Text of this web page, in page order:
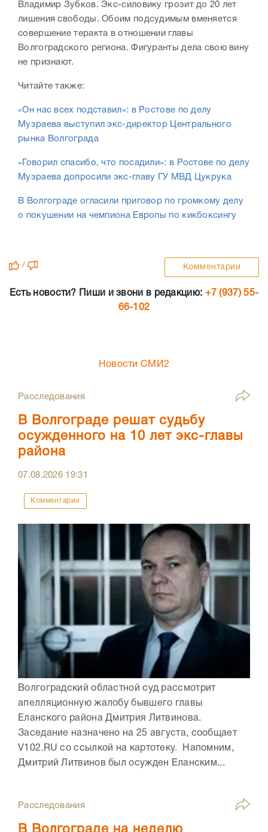
Владимир Зубков. Экс-силовику грозит до 20 лет
лишения свободы. Обоим подсудимым вменяется
совершение теракта в отношении главы
Волгоградского региона. Фигуранты дела свою вину
не признают.
Читайте также:
«Он нас всех подставил»: в Ростове по делу
Музраева выступил экс-директор Центрального
рынка Волгограда
«Говорил спасибо, что посадили»: в Ростове по делу
Музраева допросили экс-главу ГУ МВД Цукрука
В Волгограде огласили приговор по громкому делу
о покушении на чемпиона Европы по кикбоксингу
/ Комментарии
Есть новости? Пиши и звони в редакцию: +7 (937) 55-
66-102
Новости СМИ2
Расследования
В Волгограде решат судьбу
осужденного на 10 лет экс-главы
района
07.08.2026 19:31
Комментарии
Волгоградский областной суд рассмотрит
апелляционную жалобу бывшего главы
Еланского района Дмитрия Литвинова.
Заседание назначено на 25 августа, сообщает
V102.RU со ссылкой на картотеку. Напомним,
Дмитрий Литвинов был осужден Еланским...
Расследования